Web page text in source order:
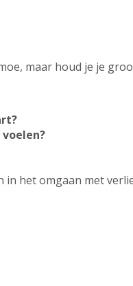
maar houd je je
het omgaan met